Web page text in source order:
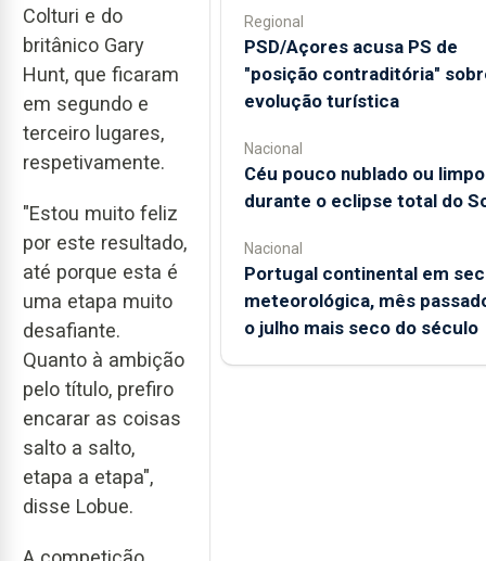
Colturi e do
britânico Gary
Hunt, que ficaram
em segundo e
terceiro lugares,
respetivamente.
"Estou muito feliz
por este resultado,
até porque esta é
uma etapa muito
desafiante.
Quanto à ambição
pelo título, prefiro
encarar as coisas
salto a salto,
etapa a etapa",
disse Lobue.
Regional
PSD/Açores acusa PS de
"posição contraditória"
evolução turística
Nacional
Céu pouco nublado ou limpo
durante o eclipse total do
Nacional
Portugal continental em
meteorológica, mês
o julho mais seco do século